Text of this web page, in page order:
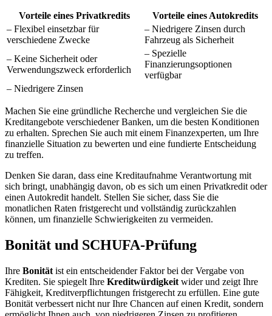
Vorteile eines Privatkredits
Vorteile eines Autokredits
– Flexibel einsetzbar für
verschiedene Zwecke
– Niedrigere Zinsen durch
Fahrzeug als Sicherheit
– Keine Sicherheit oder
Verwendungszweck erforderlich
– Spezielle
Finanzierungsoptionen
verfügbar
– Niedrigere Zinsen
Machen Sie eine gründliche Recherche und vergleichen Sie die
Kreditangebote verschiedener Banken, um die besten Konditionen
zu erhalten. Sprechen Sie auch mit einem Finanzexperten, um Ihre
finanzielle Situation zu bewerten und eine fundierte Entscheidung
zu treffen.
Denken Sie daran, dass eine Kreditaufnahme Verantwortung mit
sich bringt, unabhängig davon, ob es sich um einen Privatkredit oder
einen Autokredit handelt. Stellen Sie sicher, dass Sie die
monatlichen Raten fristgerecht und vollständig zurückzahlen
können, um finanzielle Schwierigkeiten zu vermeiden.
Bonität und SCHUFA-Prüfung
Ihre Bonität ist ein entscheidender Faktor bei der Vergabe von
Krediten. Sie spiegelt Ihre Kreditwürdigkeit wider und zeigt Ihre
Fähigkeit, Kreditverpflichtungen fristgerecht zu erfüllen. Eine gute
Bonität verbessert nicht nur Ihre Chancen auf einen Kredit, sondern